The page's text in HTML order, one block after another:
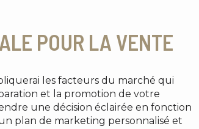
POUR LA VENTE
les facteurs du marché qui
et la promotion de votre
une décision éclairée en fonction
plan de marketing personnalisé et